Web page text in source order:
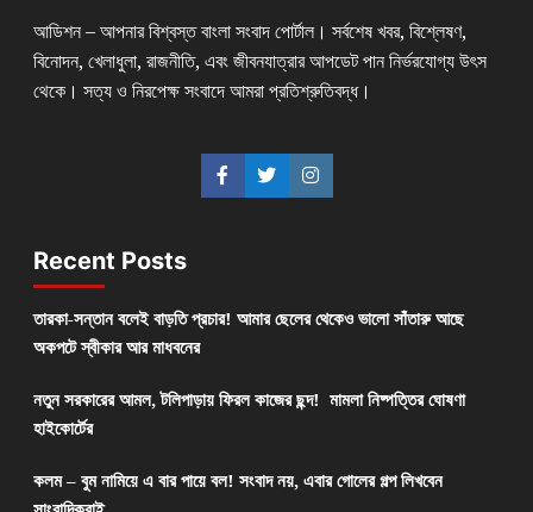
আডিশন – আপনার বিশ্বস্ত বাংলা সংবাদ পোর্টাল। সর্বশেষ খবর, বিশ্লেষণ,
বিনোদন, খেলাধুলা, রাজনীতি, এবং জীবনযাত্রার আপডেট পান নির্ভরযোগ্য উৎস
থেকে। সত্য ও নিরপেক্ষ সংবাদে আমরা প্রতিশ্রুতিবদ্ধ।
Recent Posts
তারকা-সন্তান বলেই বাড়তি প্রচার! আমার ছেলের থেকেও ভালো সাঁতারু আছে
অকপটে স্বীকার আর মাধবনের
নতুন সরকারের আমল, টলিপাড়ায় ফিরল কাজের ছন্দ! মামলা নিষ্পত্তির ঘোষণা
হাইকোর্টের
কলম – বুম নামিয়ে এ বার পায়ে বল! সংবাদ নয়, এবার গোলের গল্প লিখবেন